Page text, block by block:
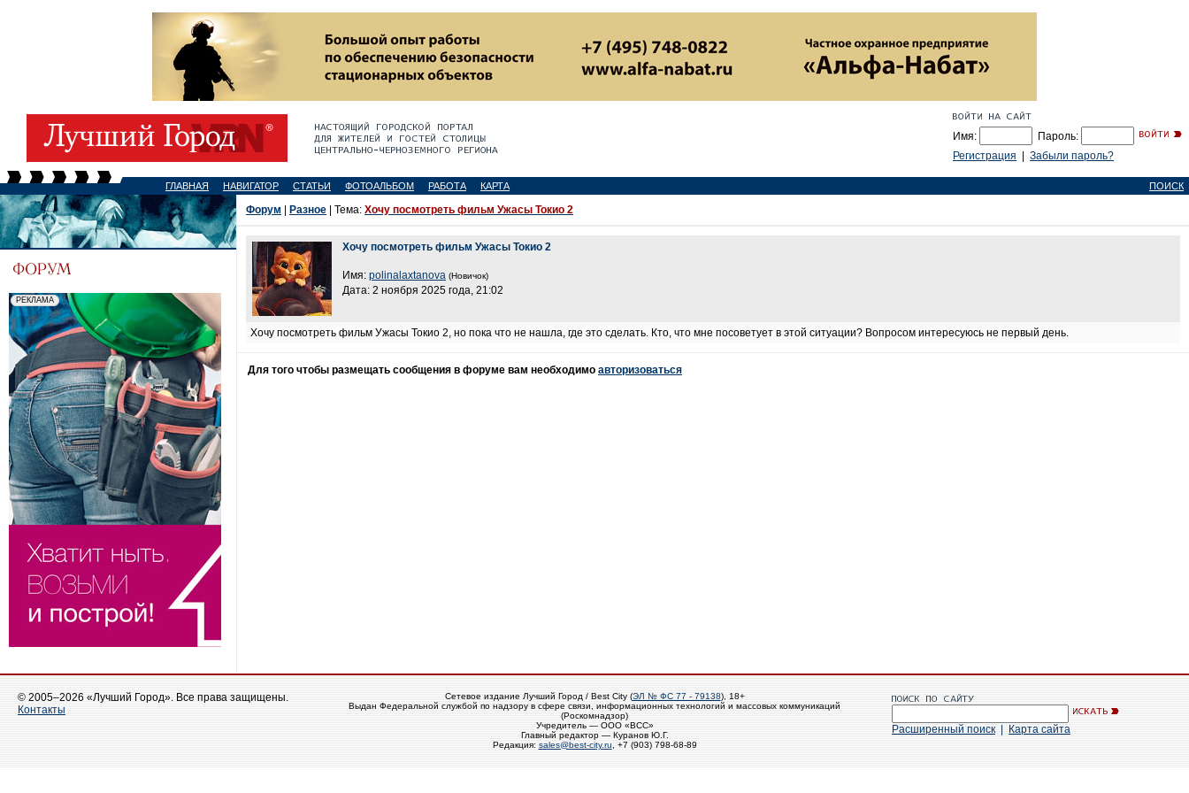
Имя:
Пароль:
Регистрация
Забыли пароль?
ГЛАВНАЯ НАВИГАТОР СТАТЬИ ФОТОАЛЬБОМ РАБОТА КАРТА ПОИСК
Форум Разное | Тема: Хочу посмотреть фильм Ужасы Токио 2
Хочу посмотреть фильм Ужасы Токио 2
Имя: polinalaxtanova (Новичок)
Дата: 2 ноября 2025 года, 21:02
Хочу посмотреть фильм Ужасы Токио 2, но пока что не нашла, где это сделать. Кто, что мне посоветует в этой ситуации? Вопросом интересуюсь не первый день.
Для того чтобы размещать сообщения в форуме вам необходимо авторизоваться
© 2005–2026 «Лучший Город». Все права защищены.
Контакты
Сетевое издание Лучший Город / Best City (ЭЛ № ФС 77 - 79138), 18+
Выдан Федеральной службой по надзору в сфере связи, информационных технологий и массовых коммуникаций
(Роскомнадзор)
Учредитель — ООО «ВСС»
Главный редактор — Куранов Ю.Г.
Редакция: sales@best-city.ru , +7 (903) 798-68-89
Расширенный поиск Карта сайта